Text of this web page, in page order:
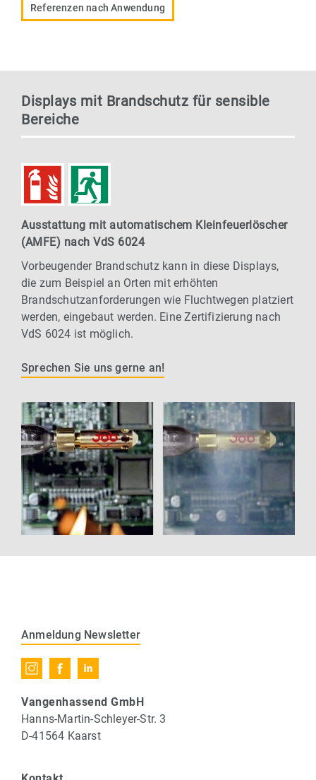
Referenzen nach Anwendung
Displays mit Brandschutz für sensible
Bereiche
Ausstattung mit automatischem Kleinfeuerlöscher
(AMFE) nach VdS 6024
Vorbeugender Brandschutz kann in diese Displays,
die zum Beispiel an Orten mit erhöhten
Brandschutzanforderungen wie Fluchtwegen platziert
werden, eingebaut werden. Eine Zertifizierung nach
VdS 6024 ist möglich.
Sprechen Sie uns gerne an!
Anmeldung Newsletter
Vangenhassend GmbH
Hanns-Martin-Schleyer-Str. 3
D-41564 Kaarst